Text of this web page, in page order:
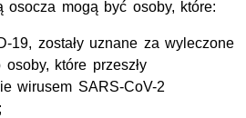
osocza mogą być osoby, które:
19, zostały uznane za wyleczone
które przeszły
wirusem SARS-CoV-2